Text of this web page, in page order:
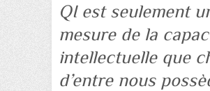
QI est seulement
mesure de la
intellectuelle que
d’entre nous